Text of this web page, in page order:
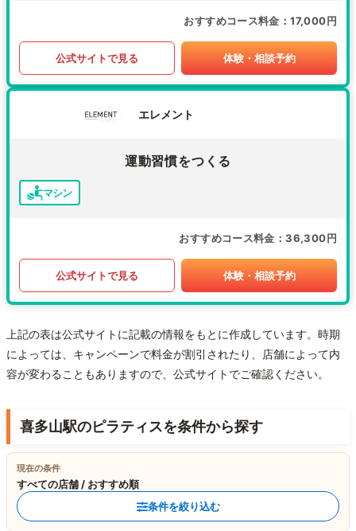
おすすめコース料金 17,000円
公式サイトで見る 体験・相談予約
エレメント
運動習慣をつくる
マシン
おすすめコース料金 36,300円
公式サイトで見る 体験・相談予約
上記の表は公式サイトに記載の情報をもとに作成しています。時期
によっては、キャンペーンで料金が割引されたり、店舗によって内
容が変わることもありますので、公式サイトでご確認ください。
喜多山駅のピラティスを条件から探す
現在の条件
すべての店舗 / おすすめ順
条件を絞り込む